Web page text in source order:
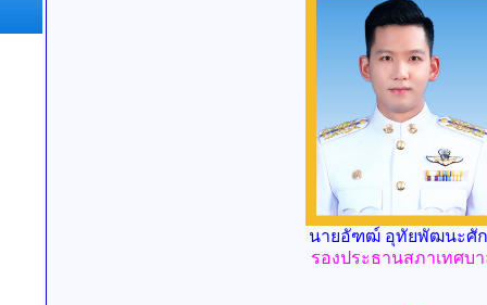
นายอัฑฒ์ อุทัยพัฒนะศั
รองประธานสภาเทศบ